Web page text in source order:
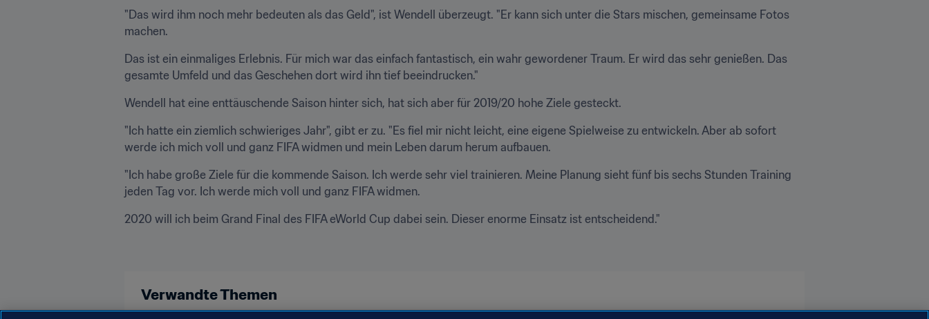
"Das wird ihm noch mehr bedeuten als das Geld", ist Wendell überzeugt. "Er kann sich unter die Stars mischen, gemeinsame Fotos
machen.
Das ist ein einmaliges Erlebnis. Für mich war das einfach fantastisch, ein wahr gewordener Traum. Er wird das sehr genießen. Das
gesamte Umfeld und das Geschehen dort wird ihn tief beeindrucken."
Wendell hat eine enttäuschende Saison hinter sich, hat sich aber für 2019/20 hohe Ziele gesteckt.
"Ich hatte ein ziemlich schwieriges Jahr", gibt er zu. "Es fiel mir nicht leicht, eine eigene Spielweise zu entwickeln. Aber ab sofort
werde ich mich voll und ganz FIFA widmen und mein Leben darum herum aufbauen.
"Ich habe große Ziele für die kommende Saison. Ich werde sehr viel trainieren. Meine Planung sieht fünf bis sechs Stunden Training
jeden Tag vor. Ich werde mich voll und ganz FIFA widmen.
2020 will ich beim Grand Final des FIFA eWorld Cup dabei sein. Dieser enorme Einsatz ist entscheidend."
Verwandte Themen